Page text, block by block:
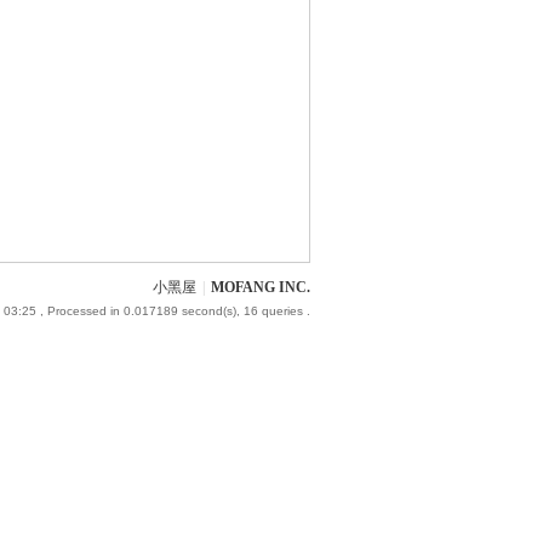
小黑屋 MOFANG INC.
03:25 , Processed in 0.017189 second(s), 16 queries .